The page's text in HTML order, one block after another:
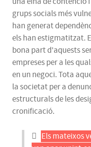
grups socials més
han generat
els han estigmatitzat.
bona part d'aquests
empreses per a les
en un negoci. Tota
la societat per a
estructurals de les
cronificació.
Els mateixos